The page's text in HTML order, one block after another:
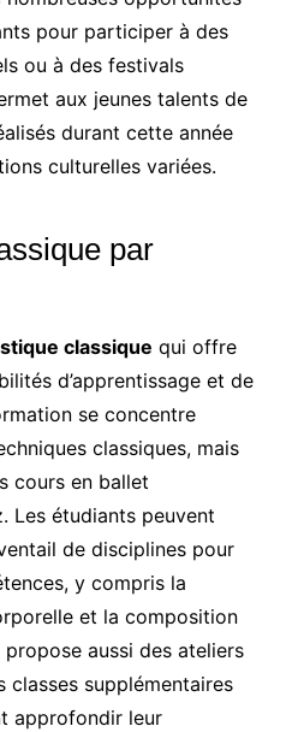
pour participer à des
ou à des festivals
aux jeunes talents de
durant cette année
culturelles variées.
par
classique qui offre
d’apprentissage et de
se concentre
classiques, mais
cours en ballet
Les étudiants peuvent
de disciplines pour
y compris la
et la composition
propose aussi des ateliers
classes supplémentaires
approfondir leur